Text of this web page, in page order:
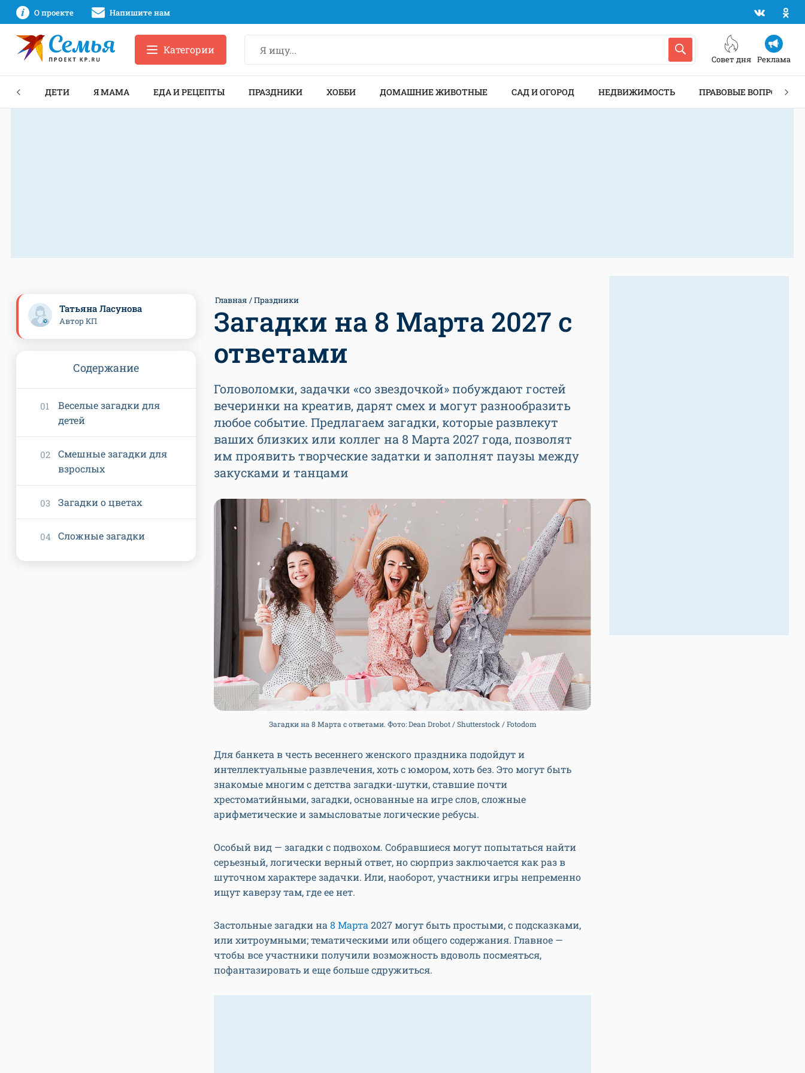
О проекте Напишите нам
Совет дня Реклама
Категории
ДЕТИ Я МАМА ЕДА И РЕЦЕПТЫ ПРАЗДНИКИ ХОББИ ДОМАШНИЕ ЖИВОТНЫЕ САД И ОГОРОД НЕДВИЖИМОСТЬ ПРАВОВЫЕ ВОПРОСЫ
Главная Праздники
Загадки на 8 Марта 2027 с
ответами
Головоломки, задачки «со звездочкой» побуждают гостей
вечеринки на креатив, дарят смех и могут разнообразить
любое событие. Предлагаем загадки, которые развлекут
ваших близких или коллег на 8 Марта 2027 года, позволят
им проявить творческие задатки и заполнят паузы между
закусками и танцами
Загадки на 8 Марта с ответами. Фото: Dean Drobot / Shutterstock / Fotodom
Для банкета в честь весеннего женского праздника подойдут и
интеллектуальные развлечения, хоть с юмором, хоть без. Это могут быть
знакомые многим с детства загадки-шутки, ставшие почти
хрестоматийными, загадки, основанные на игре слов, сложные
арифметические и замысловатые логические ребусы.
Особый вид — загадки с подвохом. Собравшиеся могут попытаться найти
серьезный, логически верный ответ, но сюрприз заключается как раз в
шуточном характере задачки. Или, наоборот, участники игры непременно
ищут каверзу там, где ее нет.
Застольные загадки на8 Марта2027 могут быть простыми, с подсказками,
или хитроумными; тематическими или общего содержания. Главное —
чтобы все участники получили возможность вдоволь посмеяться,
пофантазировать и еще больше сдружиться.
Татьяна Ласунова
Автор КП
Содержание
Веселые загадки для
детей
Смешные загадки для
взрослых
Загадки о цветах
Сложные загадки